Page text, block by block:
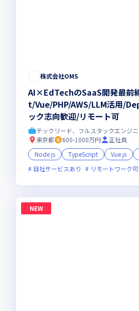
株式会社OMS
AI×EdTechのSaaS開発最前
t/Vue/PHP/AWS/LLM活用/
ック志向歓迎/リモート可
テックリード、フルスタックエンジ
東京都
600-1000万円
正社員
Node.js
TypeScript Vue.js
自社サービスあり
リモートワーク可
NEW